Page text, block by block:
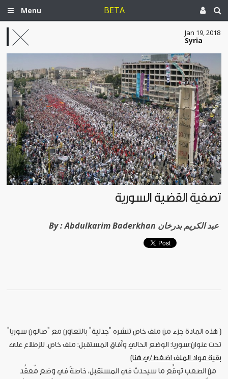
Menu BETA
Jan 19, 2018
Syria
تصفية القضية السورية
By : Abdulkarim Baderkhan عبد الكريم بدرخان
[ هذه المادة جزء من ملف خاص تنشره "جدلية" بالتعاون مع "صالون سوريا"
تحت عنوان:سوريا: الوضع الحالي وآفاق المستقبل: ملف خاص. للإطلاع على
بقية مواد الملف اضغط/ي هنا]
من الصعب توقُّع ما سيحدث في المستقبل، خاصةً في وضع مُعقَّد